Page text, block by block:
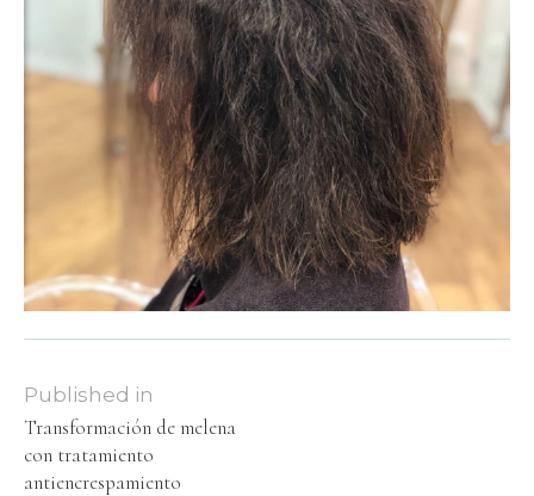
Published in
Transformación de melena
con tratamiento
antiencrespamiento